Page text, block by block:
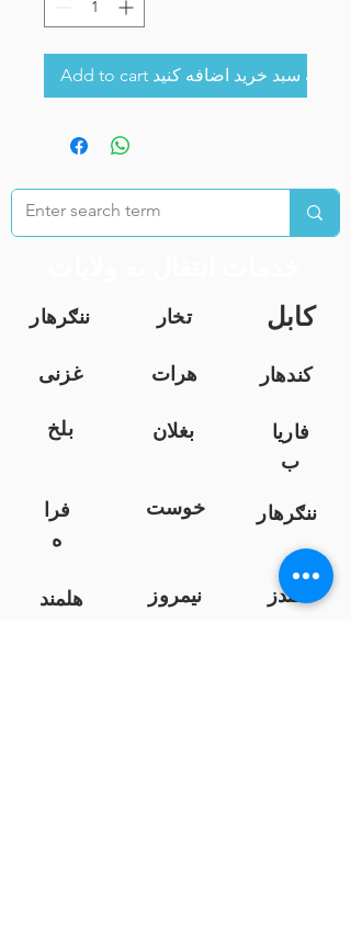
Add to cart به سبد خرید اضافه کنید
ننګرهار تخار کابل
غزنی هرات
کندهار
بلخ
بغلان
فاریا
ب
فرا
ه
خوست ننګرهار
هلمند نیمروز
کندز